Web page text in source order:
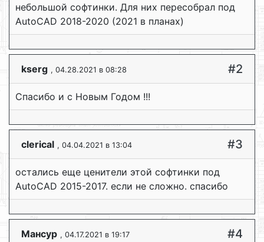
небольшой софтинки. Для них пересобрал под
AutoCAD 2018-2020 (2021 в планах)
kserg , 04.28.2021 в 08:28 #2
Спасибо и с Новым Годом !!!
clerical , 04.04.2021 в 13:04 #3
остались еще ценители этой софтинки под
AutoCAD 2015-2017. если не сложно. спасибо
Мансур , 04.17.2021 в 19:17 #4